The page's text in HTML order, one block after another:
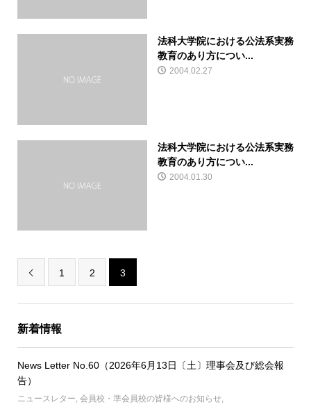
法科大学院における公法系実務
教育のあり方につい...
2004.02.27
法科大学院における公法系実務
教育のあり方につい...
2004.01.30
 1 2 3
新着情報
News Letter No.60（2026年6月13日〔土〕理事会及び総会報
告）
ニュースレター, 会員校・準会員校の皆様へのお知らせ,